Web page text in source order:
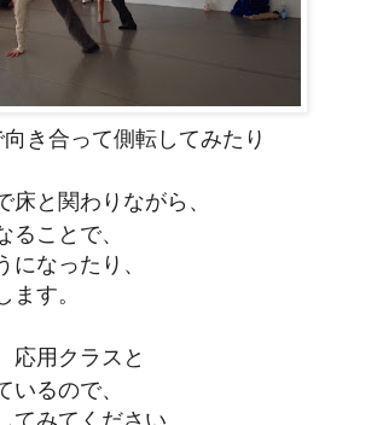
き合って側転してみたり
と関わりながら、
ことで、
なったり、
す。
応用クラスと
るので、
みてください。